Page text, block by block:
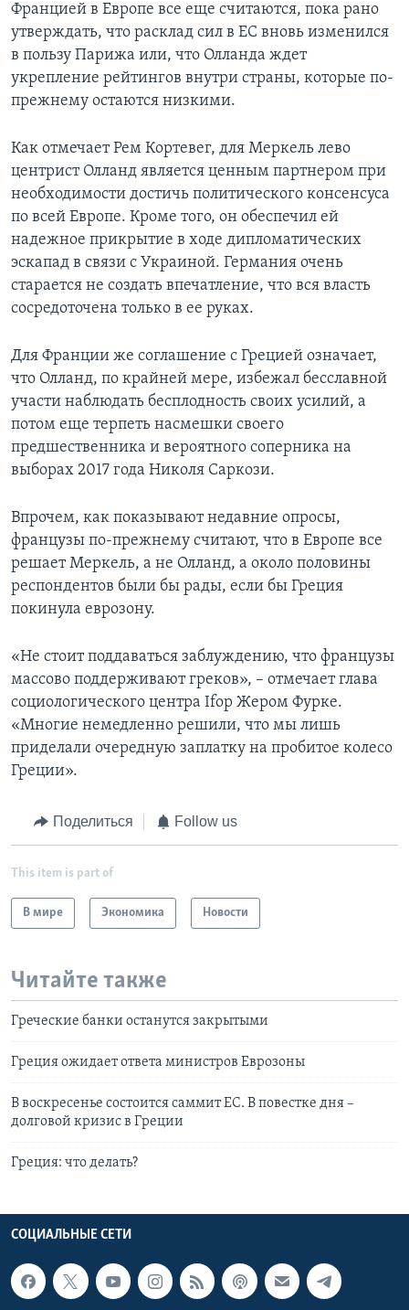
Францией в Европе все еще считаются, пока рано
утверждать, что расклад сил в ЕС вновь изменился
в пользу Парижа или, что Олланда ждет
укрепление рейтингов внутри страны, которые по-
прежнему остаются низкими.
Как отмечает Рем Кортевег, для Меркель лево
центрист Олланд является ценным партнером при
необходимости достичь политического консенсуса
по всей Европе. Кроме того, он обеспечил ей
надежное прикрытие в ходе дипломатических
эскапад в связи с Украиной. Германия очень
старается не создать впечатление, что вся власть
сосредоточена только в ее руках.
Для Франции же соглашение с Грецией означает,
что Олланд, по крайней мере, избежал бесславной
участи наблюдать бесплодность своих усилий, а
потом еще терпеть насмешки своего
предшественника и вероятного соперника на
выборах 2017 года Николя Саркози.
Впрочем, как показывают недавние опросы,
французы по-прежнему считают, что в Европе все
решает Меркель, а не Олланд, а около половины
респондентов были бы рады, если бы Греция
покинула еврозону.
«Не стоит поддаваться заблуждению, что французы
массово поддерживают греков», – отмечает глава
социологического центра Ifop Жером Фурке.
«Многие немедленно решили, что мы лишь
приделали очередную заплатку на пробитое колесо
Греции».
Поделиться Follow us
This item is part of
В мире Экономика Новости
Читайте также
Греческие банки останутся закрытыми
Греция ожидает ответа министров Еврозоны
В воскресенье состоится саммит ЕС. В повестке дня –
долговой кризис в Греции
Греция: что делать?
СОЦИАЛЬНЫЕ СЕТИ